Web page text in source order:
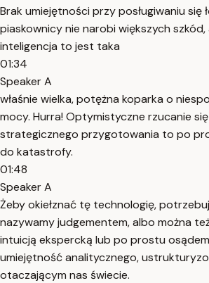
Brak umiejętności przy posługiwaniu się
piaskownicy nie narobi większych
inteligencja to jest taka
01:34
Speaker A
właśnie wielka, potężna koparka o
mocy. Hurra! Optymistyczne rzucanie
strategicznego przygotowania to po
do katastrofy.
01:48
Speaker A
Żeby okiełznać tę technologię,
nazywamy judgementem, albo można
intuicją ekspercką lub po prostu
umiejętność analitycznego,
otaczającym nas świecie.